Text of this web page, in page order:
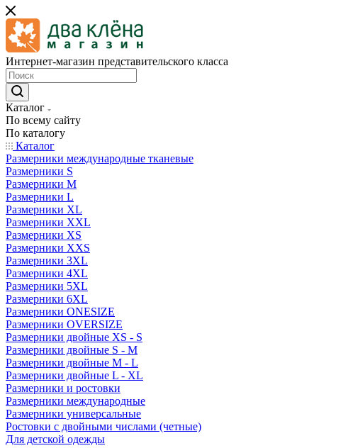
Интернет-магазин представительского класса
Каталог
По всему сайту
По каталогу
Каталог
Размерники международные тканевые
Размерники S
Размерники M
Размерники L
Размерники XL
Размерники XXL
Размерники XS
Размерники XXS
Размерники 3XL
Размерники 4XL
Размерники 5XL
Размерники 6XL
Размерники ONESIZE
Размерники OVERSIZE
Размерники двойные XS - S
Размерники двойные S - M
Размерники двойные M - L
Размерники двойные L - XL
Размерники и ростовки
Размерники международные
Размерники универсальные
Ростовки с двойными числами (четные)
Для детской одежды